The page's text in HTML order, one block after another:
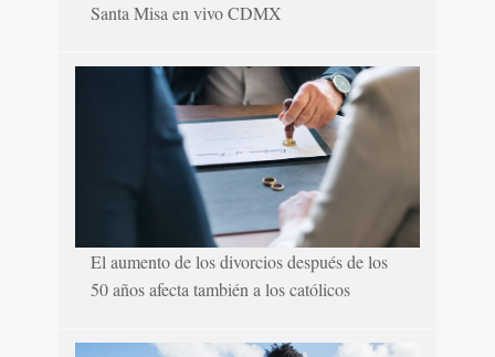
Santa Misa en vivo CDMX
El aumento de los divorcios después de los
50 años afecta también a los católicos